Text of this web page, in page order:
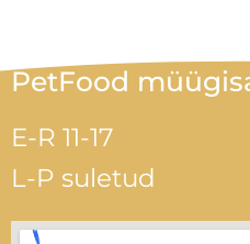
PetFood
E-R 11-17
L-P suletud